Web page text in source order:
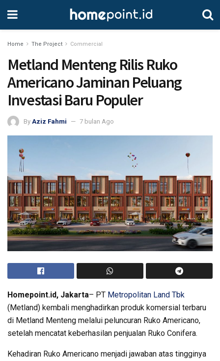
Home The Project Commercial
Metland Menteng Rilis Ruko
Americano Jaminan Peluang
Investasi Baru Populer
By Aziz Fahmi 7 bulan Ago
Homepoint.id, Jakarta– PT Metropolitan Land Tbk
(Metland) kembali menghadirkan produk komersial terbaru
di Metland Menteng melalui peluncuran Ruko Americano,
setelah mencatat keberhasilan penjualan Ruko Conifera.
Kehadiran Ruko Americano menjadi jawaban atas tingginya